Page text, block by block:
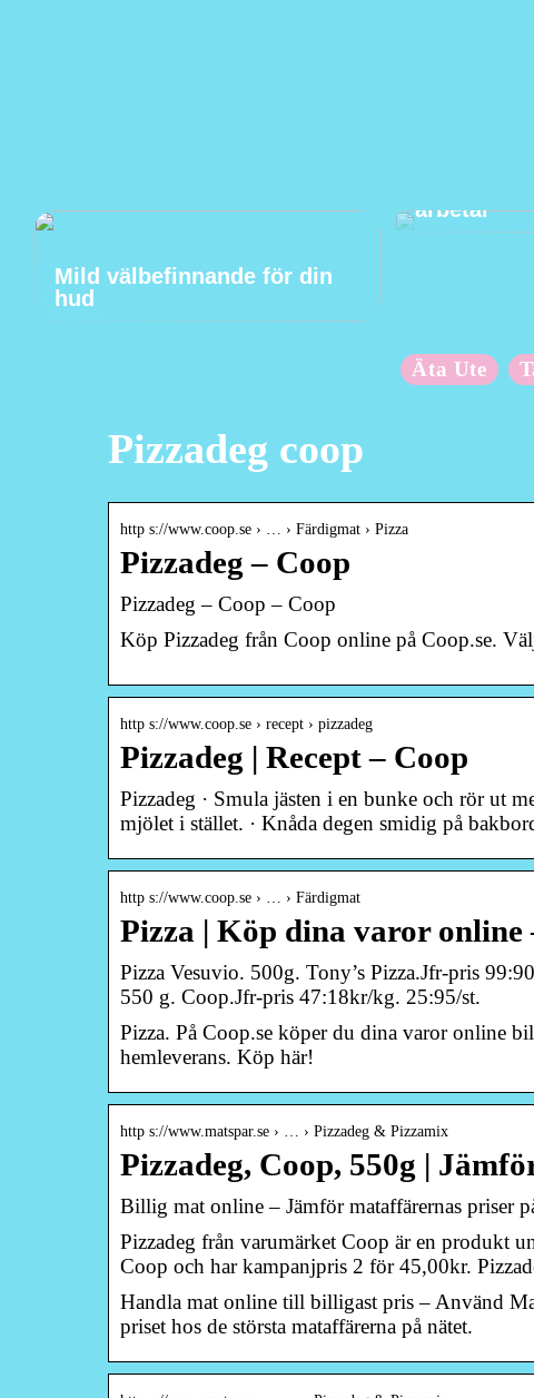
Mild välbefinnande för din
hud
arbetar
Äta Ute
Pizzadeg coop
http s://www.coop.se › … › Färdigmat › Pizza
Pizzadeg – Coop
Pizzadeg – Coop – Coop
Köp Pizzadeg från Coop online på Coop.se.
http s://www.coop.se › recept › pizzadeg
Pizzadeg | Recept – Coop
Pizzadeg · Smula jästen i en bunke och rör ut
mjölet i stället. · Knåda degen smidig på
http s://www.coop.se › … › Färdigmat
Pizza | Köp dina varor online
Pizza Vesuvio. 500g. Tony’s Pizza.Jfr-pris
550 g. Coop.Jfr-pris 47:18kr/kg. 25:95/st.
Pizza. På Coop.se köper du dina varor online
hemleverans. Köp här!
http s://www.matspar.se › … › Pizzadeg & Pizzamix
Pizzadeg, Coop, 550g |
Billig mat online – Jämför mataffärernas priser
Pizzadeg från varumärket Coop är en produkt
Coop och har kampanjpris 2 för 45,00kr.
Handla mat online till billigast pris – Använd
priset hos de största mataffärerna på nätet.